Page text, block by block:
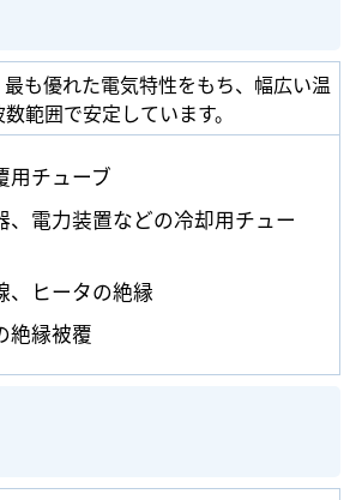
も優れた電気特性をもち、幅広い温
範囲で安定しています。
用チューブ
、電力装置などの冷却用チュー
、ヒータの絶縁
絶縁被覆